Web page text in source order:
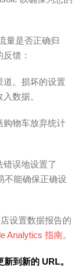
量是否正确归
馈：
道。损坏的设置
数据。
购物车放弃统计
误地设置了
不能确保正确设
设置数据报告的
Analytics 指南。
到新的 URL。